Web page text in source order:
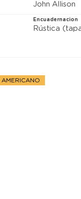
John Allison
Encuadernacion
Rústica
AMERICANO